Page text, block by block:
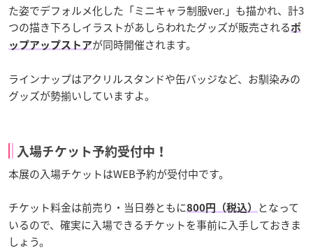
た姿でデフォルメ化した「ミニキャラ制服ver.」も描かれ、計3
つの描き下ろしイラストがあしらわれたグッズが販売される ポ
ップアップストアが同時開催されます。
ラインナップはアクリルスタンドや缶バッジなど、お馴染みの
グッズが勢揃いしていますよ。
入場チケット予約受付中！
本展の入場チケットはWEB予約が受付中です。
チケット料金は前売り・当日券ともに800円（税込）
となって
いるので、確実に入場できるチケットを事前に入手しておきま
しょう。